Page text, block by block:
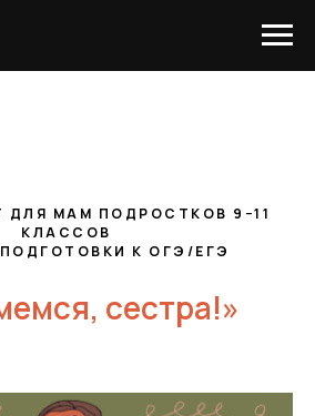
ДЛЯ МАМ ПОДРОСТКОВ 9−11
КЛАССОВ
К ОГЭ/ЕГЭ
сестра!»